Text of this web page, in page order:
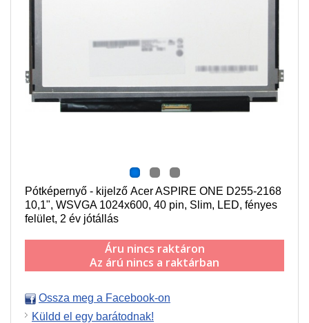
Pótképernyő - kijelző Acer ASPIRE ONE D255-2168
10,1", WSVGA 1024x600, 40 pin, Slim, LED, fényes
felület, 2 év jótállás
Áru nincs raktáron
Az árú nincs a raktárban
Ossza meg a Facebook-on
Küldd el egy barátodnak!